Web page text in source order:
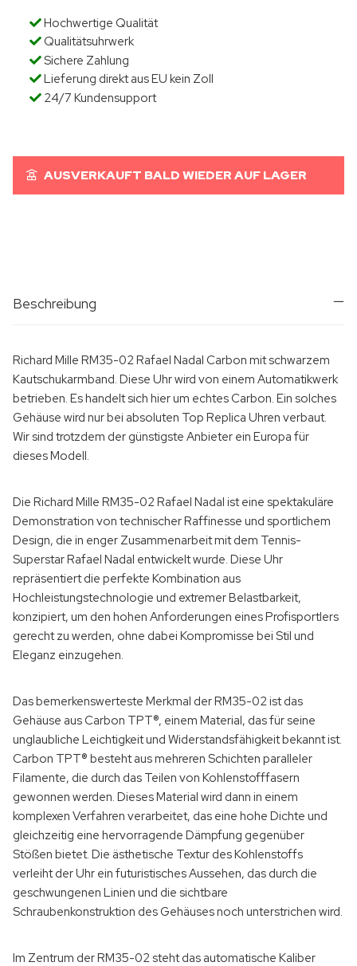
Hochwertige Qualität
Qualitätsuhrwerk
Sichere Zahlung
Lieferung direkt aus EU kein Zoll
24/7 Kundensupport
AUSVERKAUFT BALD WIEDER AUF LAGER
Beschreibung
Richard Mille RM35-02 Rafael Nadal Carbon mit schwarzem
Kautschukarmband. Diese Uhr wird von einem Automatikwerk
betrieben. Es handelt sich hier um echtes Carbon. Ein solches
Gehäuse wird nur bei absoluten Top Replica Uhren verbaut.
Wir sind trotzdem der günstigste Anbieter ein Europa für
dieses Modell.
Die Richard Mille RM35-02 Rafael Nadal ist eine spektakuläre
Demonstration von technischer Raffinesse und sportlichem
Design, die in enger Zusammenarbeit mit dem Tennis-
Superstar Rafael Nadal entwickelt wurde. Diese Uhr
repräsentiert die perfekte Kombination aus
Hochleistungstechnologie und extremer Belastbarkeit,
konzipiert, um den hohen Anforderungen eines Profisportlers
gerecht zu werden, ohne dabei Kompromisse bei Stil und
Eleganz einzugehen.
Das bemerkenswerteste Merkmal der RM35-02 ist das
Gehäuse aus Carbon TPT®, einem Material, das für seine
unglaubliche Leichtigkeit und Widerstandsfähigkeit bekannt ist.
Carbon TPT® besteht aus mehreren Schichten paralleler
Filamente, die durch das Teilen von Kohlenstofffasern
gewonnen werden. Dieses Material wird dann in einem
komplexen Verfahren verarbeitet, das eine hohe Dichte und
gleichzeitig eine hervorragende Dämpfung gegenüber
Stößen bietet. Die ästhetische Textur des Kohlenstoffs
verleiht der Uhr ein futuristisches Aussehen, das durch die
geschwungenen Linien und die sichtbare
Schraubenkonstruktion des Gehäuses noch unterstrichen wird.
Im Zentrum der RM35-02 steht das automatische Kaliber